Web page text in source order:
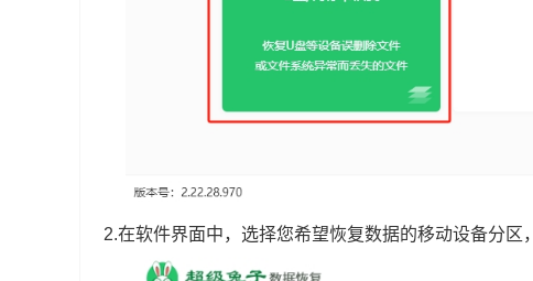
2.在软件界面中，选择您希望恢复数据的移动设备分区